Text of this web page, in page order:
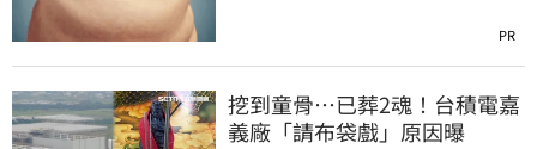
PR
挖到童骨…已葬2魂！台積電嘉
義廠「請布袋戲」原因曝